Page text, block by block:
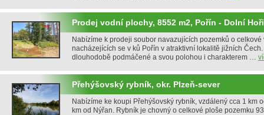
Prodej vodní plochy, 8552 m2, Pořín - Dolní
Nabízíme k prodeji soubor navazujících pozemků o celkové
nacházejících se v ků Pořín v atraktivní lokalitě jižních
dlouhodobě podmáčené a svou polohou i charakterem …
Přehýšovský rybník, okr. Plzeň-sever
Nabízíme ke koupi Přehýšovský rybník, vzdálený cca 1 km
km od Nýřan. Rybník je chovný o celkové ploše pozemku